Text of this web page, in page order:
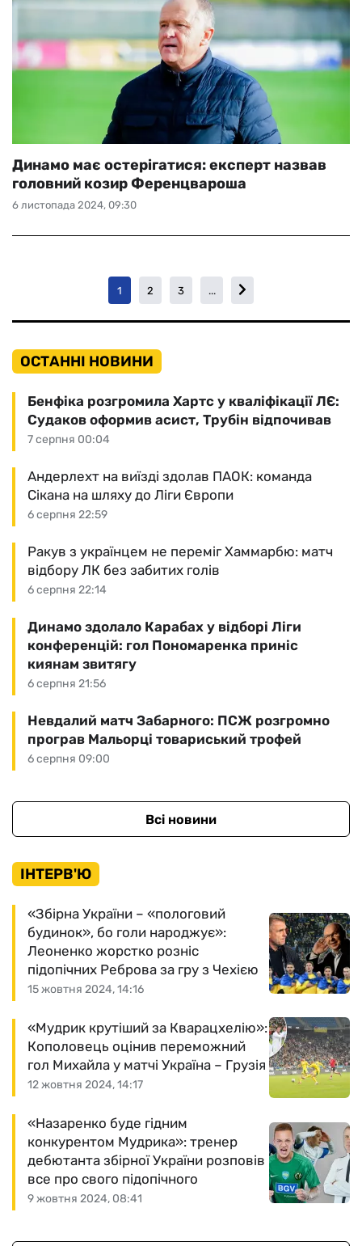
6 листопада 2024, 09:30
Динамо має остерігатися: експерт назвав
головний козир Ференцвароша
1 2 3 ...
ОСТАННІ НОВИНИ
7 серпня 00:04
Бенфіка розгромила Хартс у кваліфікації ЛЄ:
Судаков оформив асист, Трубін відпочивав
6 серпня 22:59
Андерлехт на виїзді здолав ПАОК: команда
Сікана на шляху до Ліги Європи
6 серпня 22:14
Ракув з українцем не переміг Хаммарбю: матч
відбору ЛК без забитих голів
6 серпня 21:56
Динамо здолало Карабах у відборі Ліги
конференцій: гол Пономаренка приніс
киянам звитягу
6 серпня 09:00
Невдалий матч Забарного: ПСЖ розгромно
програв Мальорці товариський трофей
Всі новини
ІНТЕРВ'Ю
15 жовтня 2024, 14:16
«Збірна України – «пологовий
будинок», бо голи народжує»:
Леоненко жорстко розніс
підопічних Реброва за гру з Чехією
12 жовтня 2024, 14:17
«Мудрик крутіший за Кварацхелію»:
Кополовець оцінив переможний
гол Михайла у матчі Україна – Грузія
9 жовтня 2024, 08:41
«Назаренко буде гідним
конкурентом Мудрика»: тренер
дебютанта збірної України розповів
все про свого підопічного